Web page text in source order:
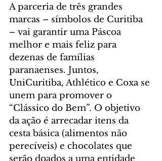
A parceria de três grandes
marcas – símbolos de Curitiba
– vai garantir uma Páscoa
melhor e mais feliz para
dezenas de famílias
paranaenses. Juntos,
UniCuritiba, Athlético e Coxa se
unem para promover o
“Clássico do Bem”. O objetivo
da ação é arrecadar itens da
cesta básica (alimentos não
perecíveis) e chocolates que
serão doados a uma entidade